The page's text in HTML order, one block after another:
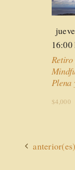
16:00
Plena
$4,000
Actividades
anterior(es)